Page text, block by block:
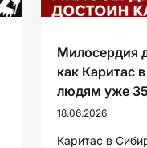
Милосердия
как Каритас
людям уже
18.06.2026
Каритас в